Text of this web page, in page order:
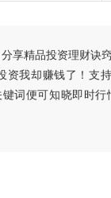
享精品投资理财诀
资我却赚钱了！支
键词便可知晓即时